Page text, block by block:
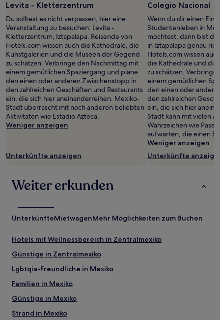
Levita - Kletterzentrum
Du solltest es nicht verpassen, hier eine
Veranstaltung zu besuchen: Levita -
Kletterzentrum, Iztapalapa. Reisende von
Hotels.com wissen auch die Kathedrale, die
Kunstgalerien und die Museen der Gegend
zu schätzen. Verbringe den Nachmittag mit
einem gemütlichen Spaziergang und plane
den einen oder anderen Zwischenstopp in
den zahlreichen Geschäften und Restaurants
ein, die sich hier aneinanderreihen. Mexiko-
Stadt überrascht mit noch anderen beliebten
Aktivitäten wie Estadio Azteca.
Weniger anzeigen
Unterkünfte anzeigen
Colegio Nacional
Wenn du dir einen
Studentenleben in
möchtest, dann bist
in Iztapalapa genau
Hotels.com wissen
die Kathedrale und
zu schätzen.
einem gemütlichen
den einen oder
den zahlreichen
ein, die sich hier
Stadt kann mit vielen
Wahrzeichen wie
aufwarten, die einen
Weniger anzeigen
Unterkünfte
Weiter erkunden
UnterkünfteMietwagenMehr Möglichkeiten zum Buchen
Hotels mit Wellnessbereich in Zentralmexiko
Günstige in Zentralmexiko
Lgbtqia-Freundliche in Mexiko
Familien in Mexiko
Günstige in Mexiko
Strand in Mexiko